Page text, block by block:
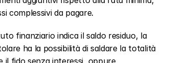
complessivi da pagare.
finanziario indica il saldo residuo, la
ha la possibilità di saldare la totalità
il fido senza interessi, oppure